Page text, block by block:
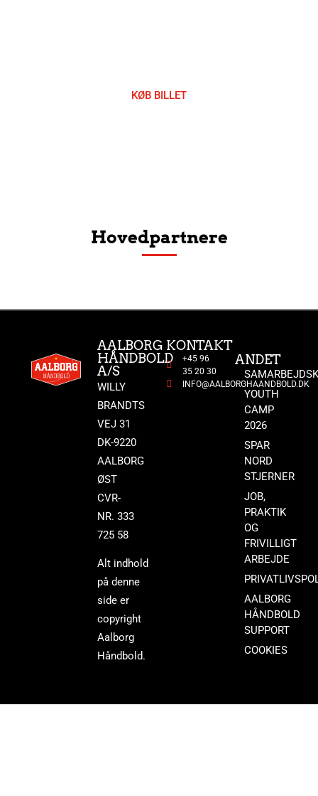
KØB BILLET
Hovedpartnere
AALBORG
HÅNDBOLD
A/S
WILLY
BRANDTS
VEJ 31
DK-9220
AALBORG
ØST
CVR-
NR. 333
725 58
Alt indhold
på denne
side er
copyright
Aalborg
Håndbold.
KONTAKT
+45 96
35 20 30
INFO@AALBORGHAANDBOLD.DK
ANDET
YOUTH
CAMP
2026
SPAR
NORD
STJERNER
JOB,
PRAKTIK
OG
FRIVILLIGT
ARBEJDE
AALBORG
HÅNDBOLD
SUPPORT
COOKIES